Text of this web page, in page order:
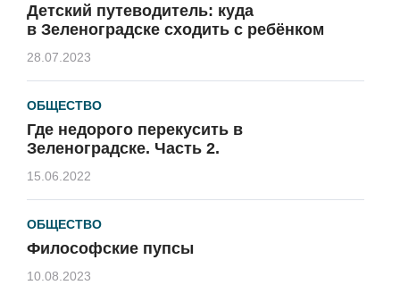
Детский путеводитель: куда
в Зеленоградске сходить с ребёнком
28.07.2023
ОБЩЕСТВО
Где недорого перекусить в
Зеленоградске. Часть 2.
15.06.2022
ОБЩЕСТВО
Философские пупсы
10.08.2023